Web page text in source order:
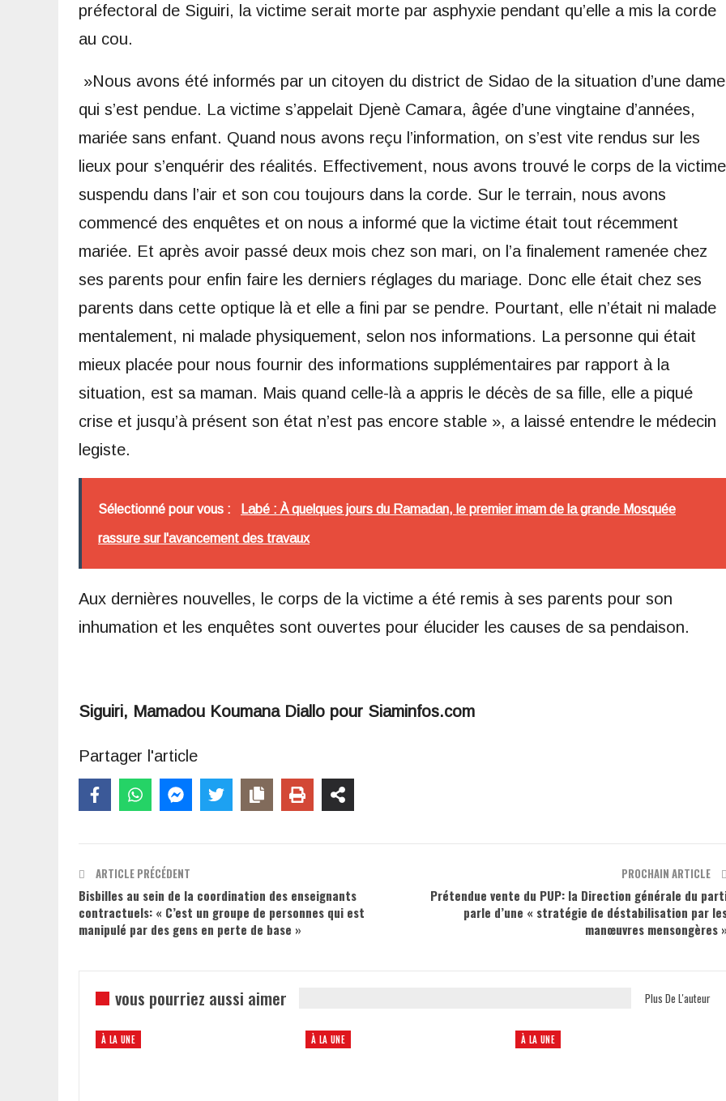
préfectoral de Siguiri, la victime serait morte par asphyxie pendant qu’elle a mis la corde
au cou.
»Nous avons été informés par un citoyen du district de Sidao de la situation d’une dame
qui s’est pendue. La victime s’appelait Djenè Camara, âgée d’une vingtaine d’années,
mariée sans enfant. Quand nous avons reçu l’information, on s’est vite rendus sur les
lieux pour s’enquérir des réalités. Effectivement, nous avons trouvé le corps de la victime
suspendu dans l’air et son cou toujours dans la corde. Sur le terrain, nous avons
commencé des enquêtes et on nous a informé que la victime était tout récemment
mariée. Et après avoir passé deux mois chez son mari, on l’a finalement ramenée chez
ses parents pour enfin faire les derniers réglages du mariage. Donc elle était chez ses
parents dans cette optique là et elle a fini par se pendre. Pourtant, elle n’était ni malade
mentalement, ni malade physiquement, selon nos informations. La personne qui était
mieux placée pour nous fournir des informations supplémentaires par rapport à la
situation, est sa maman. Mais quand celle-là a appris le décès de sa fille, elle a piqué
crise et jusqu’à présent son état n’est pas encore stable », a laissé entendre le médecin
legiste.
Sélectionné pour vous : Labé : À quelques jours du Ramadan, le premier imam de la grande Mosquée
rassure sur l'avancement des travaux
Aux dernières nouvelles, le corps de la victime a été remis à ses parents pour son
inhumation et les enquêtes sont ouvertes pour élucider les causes de sa pendaison.
Siguiri, Mamadou Koumana Diallo pour Siaminfos.com
Partager l'article
ARTICLE PRÉCÉDENT
Bisbilles au sein de la coordination des enseignants
contractuels: « C’est un groupe de personnes qui est
manipulé par des gens en perte de base »
PROCHAIN ARTICLE
Prétendue vente du PUP: la Direction générale du
parle d’une « stratégie de déstabilisation par
manœuvres mensongères »
vous pourriez aussi aimer Plus De L'auteur
À LA UNE À LA UNE À LA UNE